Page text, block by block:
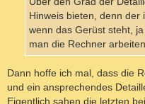
Hinweis bieten, denn der
wenn das Gerüst steht,
man die Rechner
Dann hoffe ich mal, dass die
und ein ansprechendes
Eigentlich sahen die letzten